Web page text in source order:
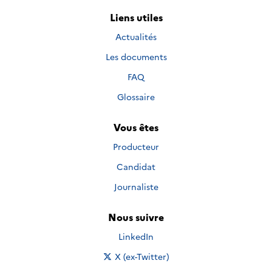
Liens utiles
Actualités
Les documents
FAQ
Glossaire
Vous êtes
Producteur
Candidat
Journaliste
Nous suivre
Nous suivre sur
LinkedIn
Nous suivre sur
X (ex-Twitter)